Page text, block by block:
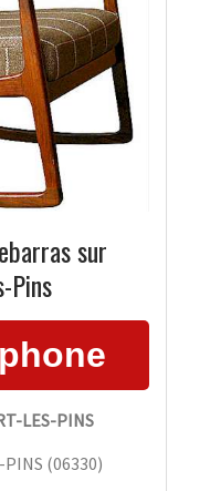
sur
Pins
LES-PINS
PINS (06330)